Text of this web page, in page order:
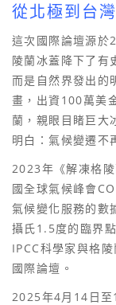
從北極到台
這次國際論壇源
陵蘭冰蓋降下了有
而是自然界發出的
畫，出資100萬美
蘭，親眼目睹巨大
明白：氣候變遷不
2023年《解凍格
國全球氣候峰會
氣候變化服務的數
攝氏1.5度的臨界
IPCC科學家與格
國際論壇。
2025年4月14日至